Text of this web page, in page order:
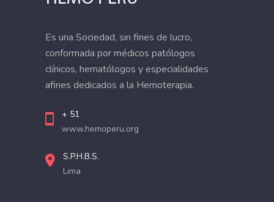
Es una Sociedad, sin fines de lucro,
conformada por médicos patólogos
clínicos, hematólogos y especialidades
afines dedicados a la Hemoterapia.
+ 51
www.hemoperu.org
S.P.H.B.S.
Lima